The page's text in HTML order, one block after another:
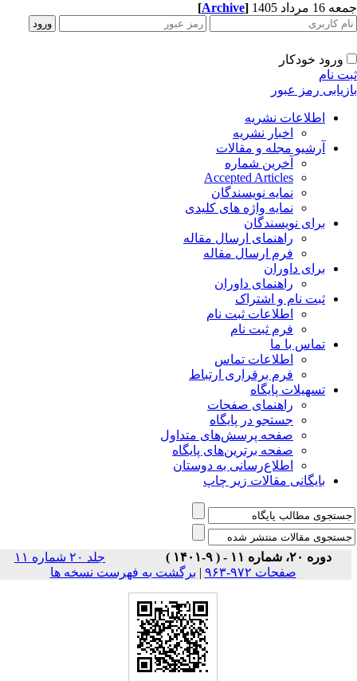
مرداد 1405 [Archive]
ورود خودکار
نام
رمز عبور
اطلاعات نشریه
اخبار نشریه
آرشیو مجله و مقالات
آخرین شماره
Accepted Articles
نمایه نویسندگان
نمایه واژه های کلیدی
برای نویسندگان
راهنمای ارسال مقاله
فرم ارسال مقاله
برای داوران
راهنمای داوران
ثبت نام و اشتراک
اطلاعات ثبت نام
فرم ثبت نام
تماس با ما
اطلاعات تماس
فرم برقراری ارتباط
تسهیلات پایگاه
راهنمای صفحات
جستجو در پایگاه
صفحه پرسش‌های متداول
صفحه برترین‌های پایگاه
اطلاع‌رسانی به دوستان
بایگانی مقالات زیر چاپ
دوره ۲۰، شماره ۱۱ - ( ۹-۱۴۰۱ )
جلد ۲۰ شماره ۱۱
صفحات ۹۷۲-۹۶۳
|برگشت به فهرست نسخه ها